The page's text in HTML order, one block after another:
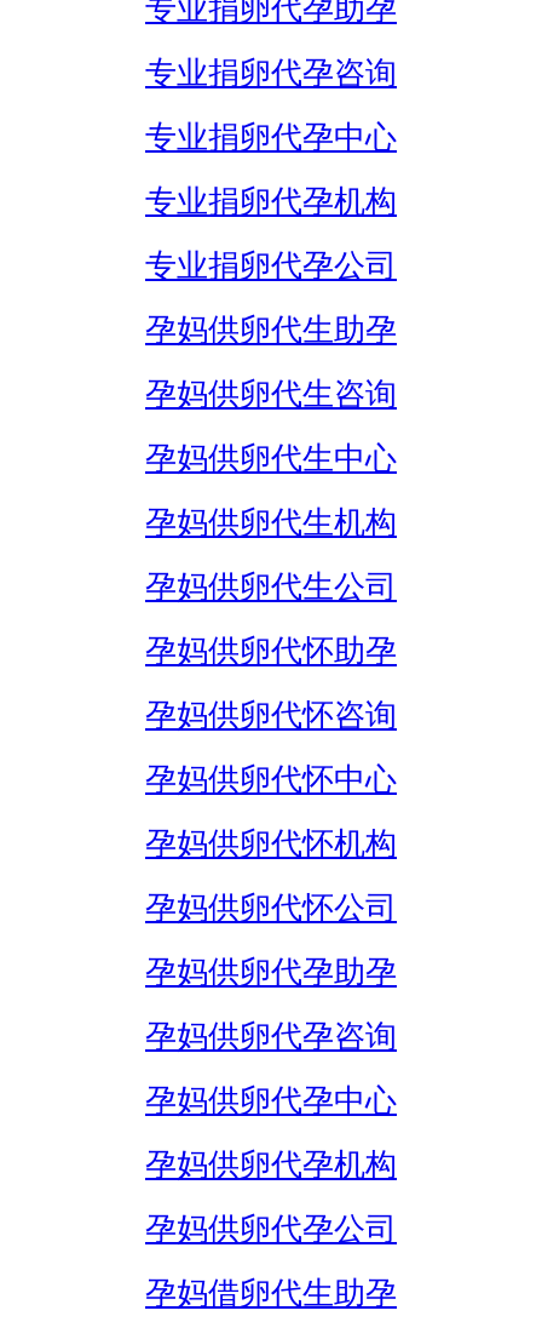
专业捐卵代孕助孕
专业捐卵代孕咨询
专业捐卵代孕中心
专业捐卵代孕机构
专业捐卵代孕公司
孕妈供卵代生助孕
孕妈供卵代生咨询
孕妈供卵代生中心
孕妈供卵代生机构
孕妈供卵代生公司
孕妈供卵代怀助孕
孕妈供卵代怀咨询
孕妈供卵代怀中心
孕妈供卵代怀机构
孕妈供卵代怀公司
孕妈供卵代孕助孕
孕妈供卵代孕咨询
孕妈供卵代孕中心
孕妈供卵代孕机构
孕妈供卵代孕公司
孕妈借卵代生助孕